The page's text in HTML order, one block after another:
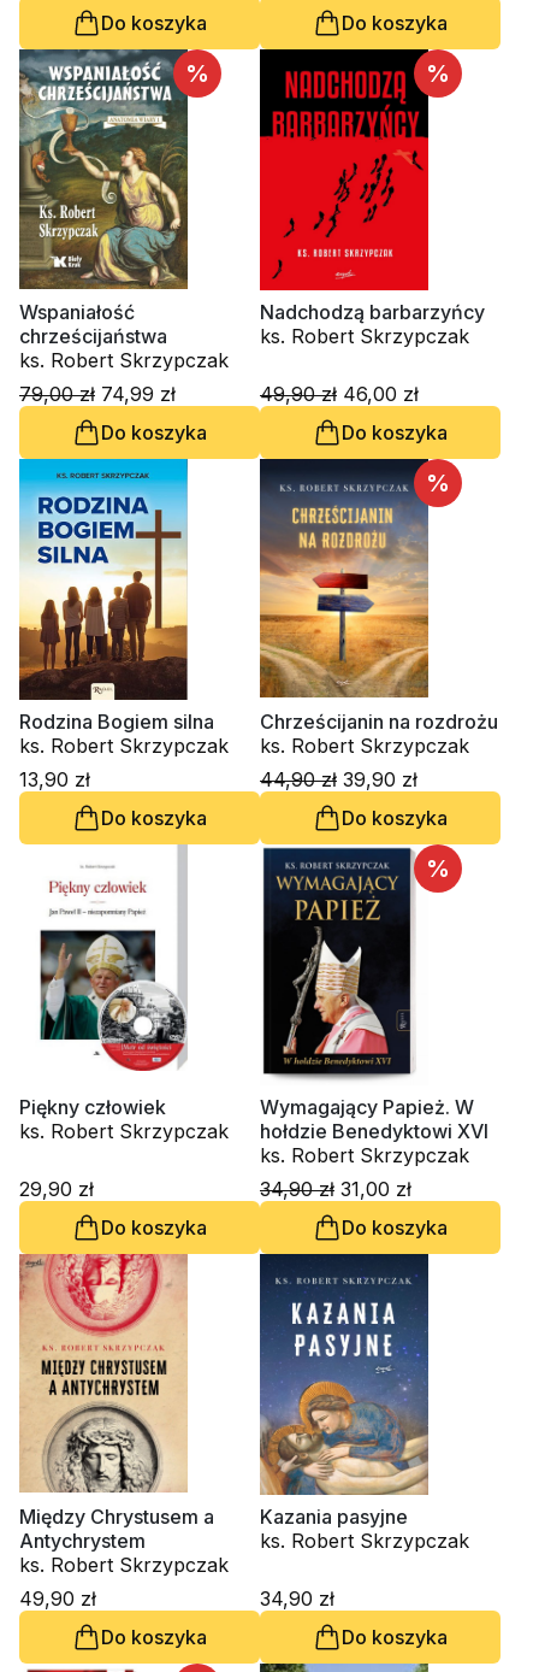
Do koszyka Do koszyka
%
Wspaniałość
chrześcijaństwa
ks. Robert Skrzypczak
79,00 zł 74,99 zł
Do koszyka
%
Nadchodzą barbarzyńcy
ks. Robert Skrzypczak
49,90 zł 46,00 zł
Do koszyka
Rodzina Bogiem silna
ks. Robert Skrzypczak
13,90 zł
Do koszyka
%
Chrześcijanin na rozdrożu
ks. Robert Skrzypczak
44,90 zł 39,90 zł
Do koszyka
Piękny człowiek
ks. Robert Skrzypczak
29,90 zł
Do koszyka
%
Wymagający Papież. W
hołdzie Benedyktowi XVI
ks. Robert Skrzypczak
34,90 zł 31,00 zł
Do koszyka
Między Chrystusem a
Antychrystem
ks. Robert Skrzypczak
49,90 zł
Do koszyka
Kazania pasyjne
ks. Robert Skrzypczak
34,90 zł
Do koszyka